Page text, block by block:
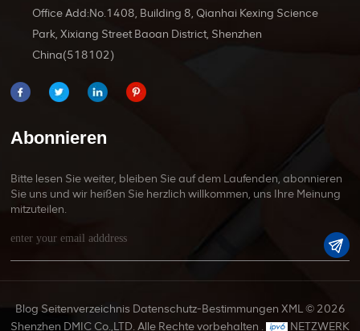
Office Add:No.1408, Building 8, Qianhai Kexing Science
Park, Xixiang Street Baoan District, Shenzhen
China(518102)
Abonnieren
Bitte lesen Sie weiter, bleiben Sie auf dem Laufenden, abonnieren
Sie uns und wir heißen Sie herzlich willkommen, uns Ihre Meinung
mitzuteilen.
Blog Seitenverzeichnis Datenschutz-Bestimmungen XML© 2026
Shenzhen DMIC Co.,LTD. Alle Rechte vorbehalten .
NETZWERK